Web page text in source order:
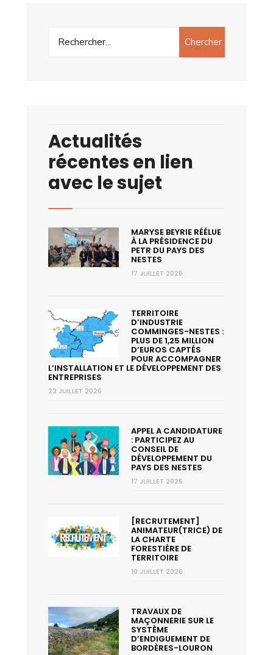
Chercher
Actualités
récentes en lien
avec le sujet
MARYSE BEYRIE RÉÉLUE
À LA PRÉSIDENCE DU
PETR DU PAYS DES
NESTES
17 JUILLET 2026
TERRITOIRE
D’INDUSTRIE
COMMINGES-NESTES :
PLUS DE 1,25 MILLION
D’EUROS CAPTÉS
POUR ACCOMPAGNER
L’INSTALLATION ET LE DÉVELOPPEMENT DES
ENTREPRISES
23 JUILLET 2026
APPEL A CANDIDATURE
: PARTICIPEZ AU
CONSEIL DE
DÉVELOPPEMENT DU
PAYS DES NESTES
17 JUILLET 2026
[RECRUTEMENT]
ANIMATEUR(TRICE) DE
LA CHARTE
FORESTIÈRE DE
TERRITOIRE
10 JUILLET 2026
TRAVAUX DE
MAÇONNERIE SUR LE
SYSTÈME
D’ENDIGUEMENT DE
BORDÈRES-LOURON